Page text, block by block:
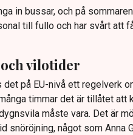
in bussar, och på
till fullo och har svårt att
vilotider
det på EU-nivå ett regelverk
timmar det är tillåtet att
måste vara. Det är
snöröjning, något som Anna